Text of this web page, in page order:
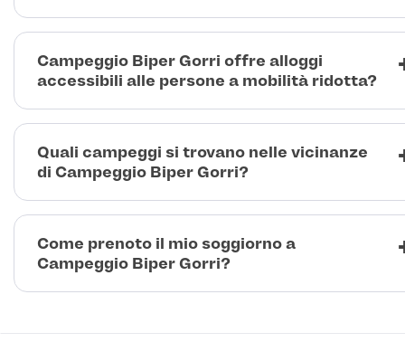
Campeggio Biper Gorri offre alloggi
accessibili alle persone a mobilità ridotta?
Quali campeggi si trovano nelle vicinanze
di Campeggio Biper Gorri?
Come prenoto il mio soggiorno a
Campeggio Biper Gorri?